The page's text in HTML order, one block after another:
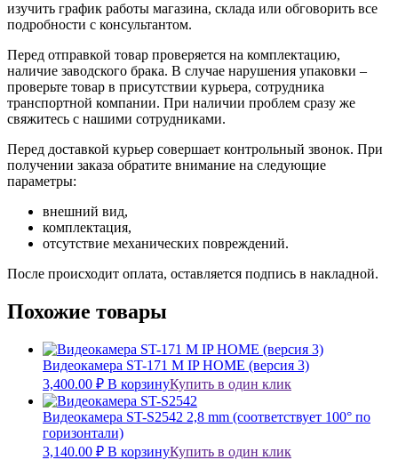
изучить график работы магазина, склада или обговорить все
подробности с консультантом.
Перед отправкой товар проверяется на комплектацию,
наличие заводского брака. В случае нарушения упаковки –
проверьте товар в присутствии курьера, сотрудника
транспортной компании. При наличии проблем сразу же
свяжитесь с нашими сотрудниками.
Перед доставкой курьер совершает контрольный звонок. При
получении заказа обратите внимание на следующие
параметры:
внешний вид,
комплектация,
отсутствие механических повреждений.
После происходит оплата, оставляется подпись в накладной.
Похожие товары
Видеокамера ST-171 M IP HOME (версия 3)
3,400.00 ₽ В корзинуКупить в один клик
Видеокамера ST-S2542 2,8 mm (соответствует 100° по
горизонтали)
3,140.00 ₽ В корзинуКупить в один клик